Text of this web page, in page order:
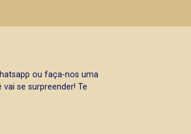
ou faça-nos uma
se surpreender! Te